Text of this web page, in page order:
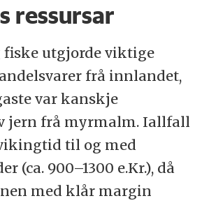
ressursar
fiske utgjorde viktige
frå innlandet,
var kanskje
jern frå myrmalm. Iallfall
til og med
(ca. 900–1300 e.Kr.), då
med klår margin